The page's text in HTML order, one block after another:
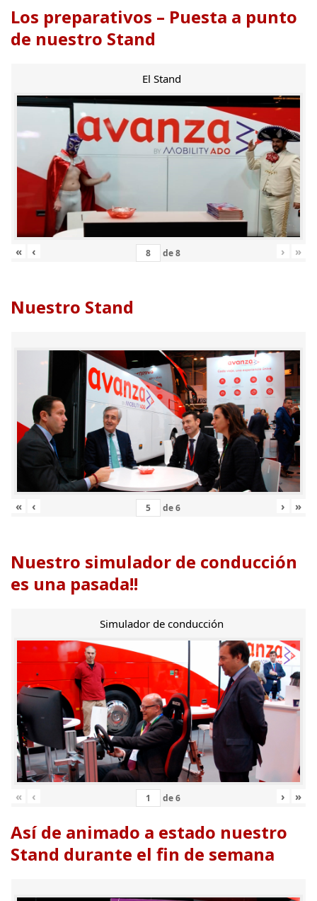
Los preparativos – Puesta a punto
de nuestro Stand
El Stand
« ‹ de8 › »
Nuestro Stand
« ‹ de6 › »
Nuestro simulador de conducción
es una pasada!!
Simulador de conducción
« ‹ de6 › »
Así de animado a estado nuestro
Stand durante el fin de semana